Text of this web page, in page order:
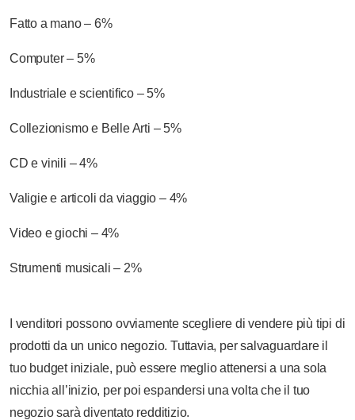
Fatto a mano – 6%
Computer – 5%
Industriale e scientifico – 5%
Collezionismo e Belle Arti – 5%
CD e vinili – 4%
Valigie e articoli da viaggio – 4%
Video e giochi – 4%
Strumenti musicali – 2%
I venditori possono ovviamente scegliere di vendere più tipi di
prodotti da un unico negozio. Tuttavia, per salvaguardare il
tuo budget iniziale, può essere meglio attenersi a una sola
nicchia all’inizio, per poi espandersi una volta che il tuo
negozio sarà diventato redditizio.